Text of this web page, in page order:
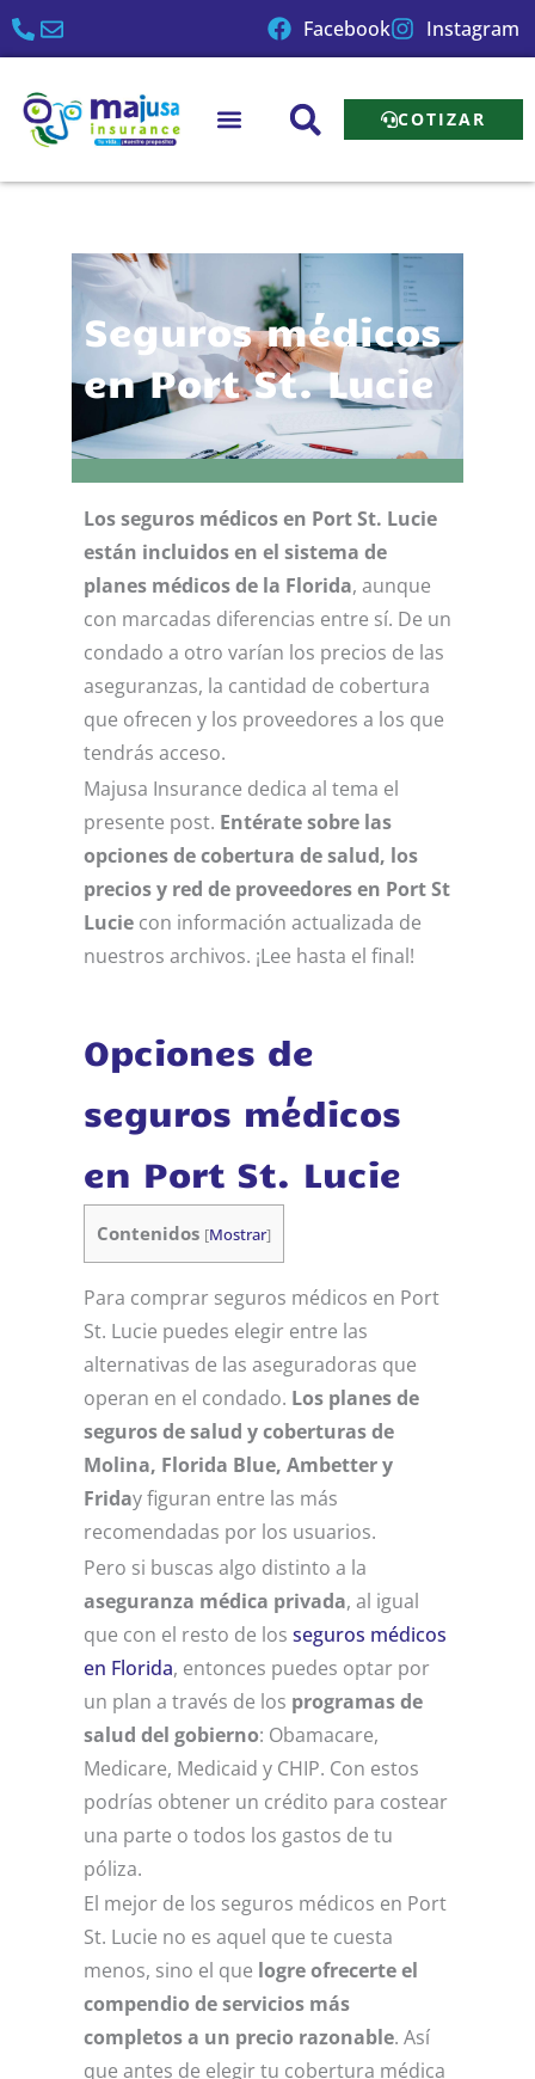
Ir
Facebook Instagram
COTIZAR
Seguros médicos
en Port St. Lucie
Los seguros médicos en Port St. Lucie
están incluidos en el sistema de
planes médicos de la Florida, aunque
con marcadas diferencias entre sí. De un
condado a otro varían los precios de las
aseguranzas, la cantidad de cobertura
que ofrecen y los proveedores a los que
tendrás acceso.
Majusa Insurance dedica al tema el
presente post. Entérate sobre las
opciones de cobertura de salud, los
precios y red de proveedores en Port St
Lucie con información actualizada de
nuestros archivos. ¡Lee hasta el final!
Opciones de
seguros médicos
en Port St. Lucie
Contenidos [Mostrar]
Para comprar seguros médicos en Port
St. Lucie puedes elegir entre las
alternativas de las aseguradoras que
operan en el condado. Los planes de
seguros de salud y coberturas de
Molina, Florida Blue, Ambetter y
Friday figuran entre las más
recomendadas por los usuarios.
Pero si buscas algo distinto a la
aseguranza médica privada, al igual
que con el resto de los seguros médicos
en Florida, entonces puedes optar por
un plan a través de los programas de
salud del gobierno: Obamacare,
Medicare, Medicaid y CHIP. Con estos
podrías obtener un crédito para costear
una parte o todos los gastos de tu
póliza.
El mejor de los seguros médicos en Port
St. Lucie no es aquel que te cuesta
menos, sino el que logre ofrecerte el
compendio de servicios más
completos a un precio razonable. Así
que antes de elegir tu cobertura médica